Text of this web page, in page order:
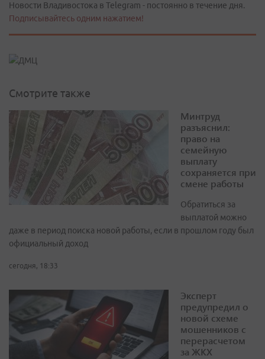
Новости Владивостока в Telegram - постоянно в течение дня.
Подписывайтесь одним нажатием!
Смотрите также
Минтруд
разъяснил:
право на
семейную
выплату
сохраняется при
смене работы
Обратиться за
выплатой можно
даже в период поиска новой работы, если в прошлом году был
официальный доход
сегодня, 18:33
Эксперт
предупредил о
новой схеме
мошенников с
перерасчетом
за ЖКХ